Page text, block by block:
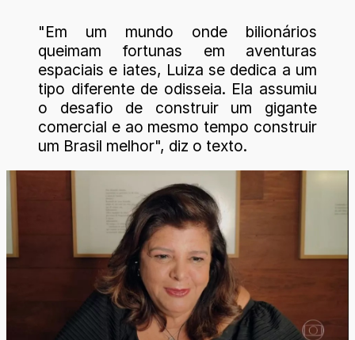
"Em um mundo onde bilionários
queimam fortunas em aventuras
espaciais e iates, Luiza se dedica a um
tipo diferente de odisseia. Ela assumiu
o desafio de construir um gigante
comercial e ao mesmo tempo construir
um Brasil melhor", diz o texto.